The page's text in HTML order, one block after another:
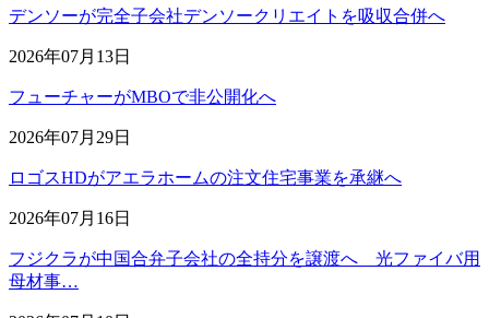
デンソーが完全子会社デンソークリエイトを吸収合併へ
2026年07月13日
フューチャーがMBOで非公開化へ
2026年07月29日
ロゴスHDがアエラホームの注文住宅事業を承継へ
2026年07月16日
フジクラが中国合弁子会社の全持分を譲渡へ 光ファイバ用
母材事…